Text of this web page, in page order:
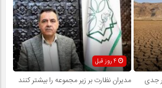
جدی
مدیران نظارت بر زیر مجموعه را بیشتر کنند